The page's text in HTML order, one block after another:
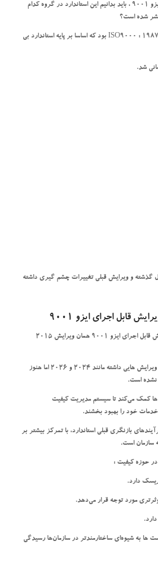
در بررسی سرفصل های آموزشی ایزو 9001 ، باید بدانیم این استاندارد در گروه کدام
شده است؟
اولین استاندارد بین المللی کیفیت ISO9000 : 1987 بود که اساسا بر پایه استاندارد بی
شد.
گذشته و ویرایش قبلی تغییرات چشم گیری داشته
در حال حاضر و فعلا آخرین ویرایش قابل اجرای ایزو 9001 همان ویرایش 2015
این استاندارد در سال های بعد نیز ویرایش هایی داشته مانند 2024 و 2026 اما هنوز
نشده است.
کمک می‌کند تا سیستم مدیریت کیفیت
خود را بهبود بخشند.
از فرآیندهای بازنگری قبلی استاندارد، با تمرکز بیشتر بر
سازمان است.
در حوزه کیفیت :
دارد.
مورد توجه قرار می‌دهد.
‌ها به شیوه‌ای ساختارمندتر در سازمان‌ها رسیدگی